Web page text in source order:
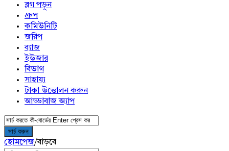
ব্লগ পড়ুন
গ্রুপ
কমিউনিটি
জরিপ
ব্যাজ
ইউজার
বিভাগ
সাহায্য
টাকা উত্তোলন করুন
আড্ডাবাজ অ্যাপ
হোমপেজ/বাড়বে